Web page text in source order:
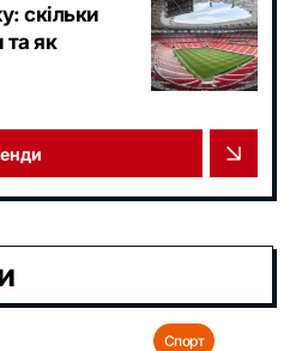
скільки
та як
Спорт